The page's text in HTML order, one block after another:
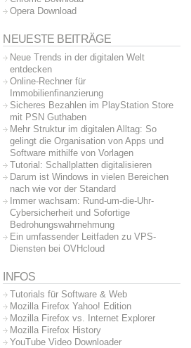
Opera Download
NEUESTE BEITRÄGE
Neue Trends in der digitalen Welt
entdecken
Online-Rechner für
Immobilienfinanzierung
Sicheres Bezahlen im PlayStation Store
mit PSN Guthaben
Mehr Struktur im digitalen Alltag: So
gelingt die Organisation von Apps und
Software mithilfe von Vorlagen
Tutorial: Schallplatten digitalisieren
Darum ist Windows in vielen Bereichen
nach wie vor der Standard
Immer wachsam: Rund-um-die-Uhr-
Cybersicherheit und Sofortige
Bedrohungswahrnehmung
Ein umfassender Leitfaden zu VPS-
Diensten bei OVHcloud
INFOS
Tutorials für Software & Web
Mozilla Firefox Yahoo! Edition
Mozilla Firefox vs. Internet Explorer
Mozilla Firefox History
YouTube Video Downloader